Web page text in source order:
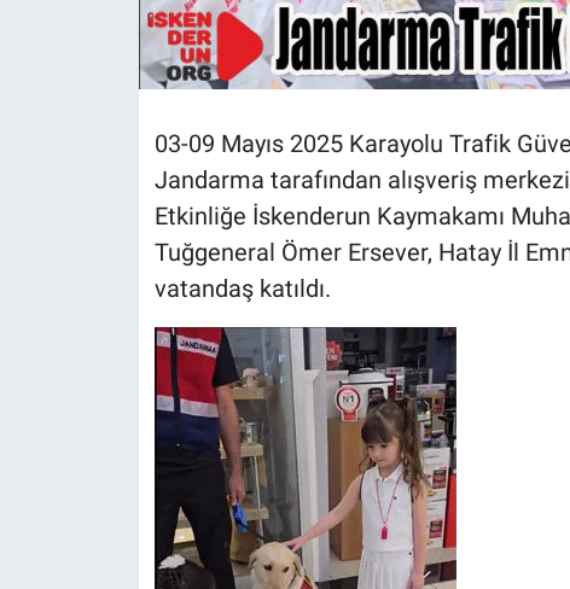
03-09 Mayıs 2025 Karayolu Trafik
Jandarma tarafından alışveriş
Etkinliğe İskenderun Kaymakamı
Tuğgeneral Ömer Ersever, Hatay İl
vatandaş katıldı.